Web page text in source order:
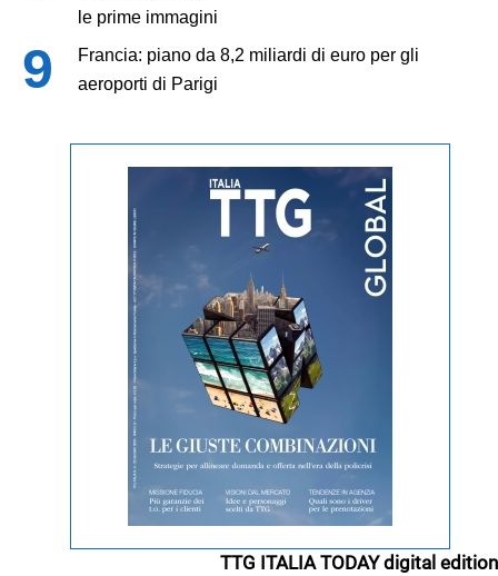
le prime immagini
Francia: piano da 8,2 miliardi di euro per gli
aeroporti di Parigi
TTG ITALIA TODAY digital edition